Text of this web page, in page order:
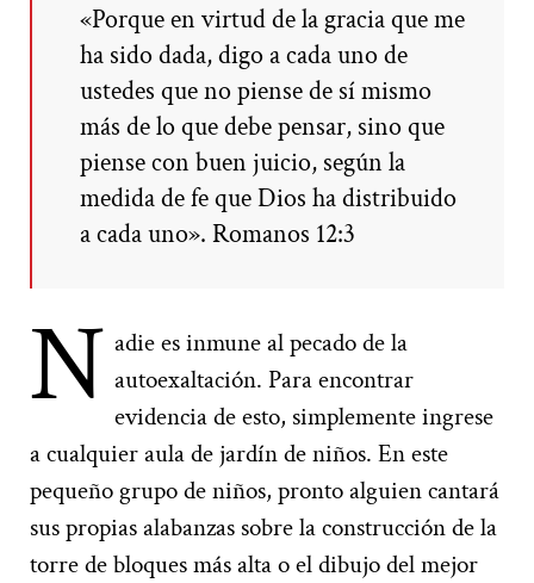
«Porque en virtud de la gracia que me
ha sido dada, digo a cada uno de
ustedes que no piense de sí mismo
más de lo que debe pensar, sino que
piense con buen juicio, según la
medida de fe que Dios ha distribuido
a cada uno». Romanos 12:3
N adie es inmune al pecado de la
autoexaltación. Para encontrar
evidencia de esto, simplemente ingrese
a cualquier aula de jardín de niños. En este
pequeño grupo de niños, pronto alguien cantará
sus propias alabanzas sobre la construcción de la
torre de bloques más alta o el dibujo del mejor